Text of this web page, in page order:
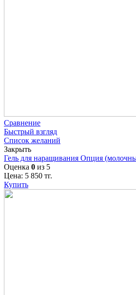
Сравнение
Быстрый взгляд
Список желаний
Закрыть
Гель для наращивания Опция
Оценка 0 из 5
Цена: 5 850 тг.
Купить